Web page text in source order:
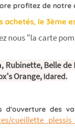
profitez de
achetés, le 3ème
nous "la carte
Rubinette, Belle
Orange, Idared.
des